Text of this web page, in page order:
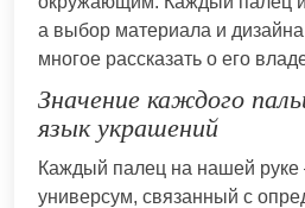
а выбор материала и
многое рассказать о его
Значение каждого
язык украшений
Каждый палец на нашей руке
универсум, связанный с